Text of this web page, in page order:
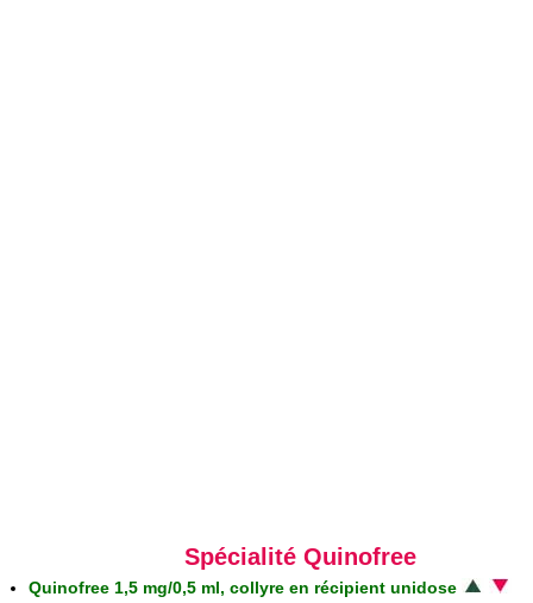
Spécialité Quinofree
Quinofree 1,5 mg/0,5 ml, collyre en récipient unidose